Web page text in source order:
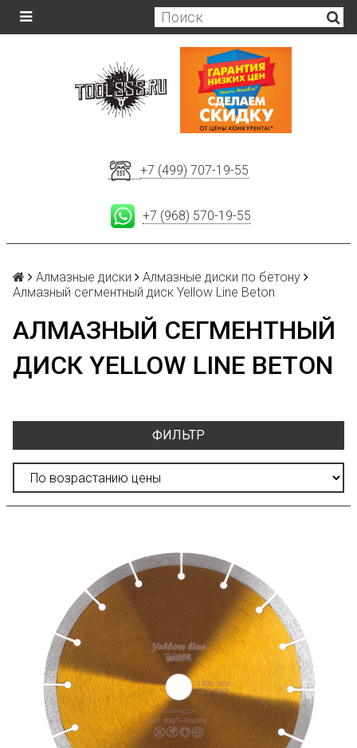
+7 (499) 707-19-55
+7 (968) 570-19-55
Алмазные диски
Алмазные диски по бетону
Алмазный сегментный диск Yellow Line Beton
АЛМАЗНЫЙ СЕГМЕНТНЫЙ
ДИСК YELLOW LINE BETON
ФИЛЬТР